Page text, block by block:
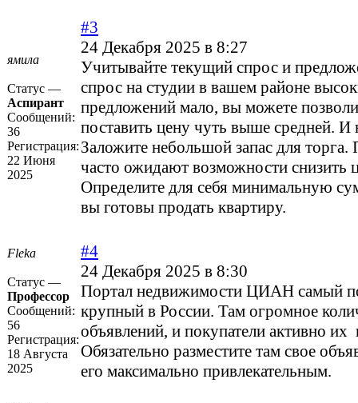
ямила
Статус —
Аспирант
Сообщений:
36
Регистрация:
22 Июня
2025
#3
24 Декабря 2025 в 8:27
Учитывайте текущий спрос и
спрос на студии в вашем районе
предложений мало, вы можете
поставить цену чуть выше средней. И
Заложите небольшой запас для торга.
часто ожидают возможности снизить
Определите для себя минимальную
вы готовы продать квартиру.
Flekа
Статус —
Профессор
Сообщений:
56
Регистрация:
18 Августа
2025
#4
24 Декабря 2025 в 8:30
Портал недвижимости ЦИАН самый
крупный в России. Там огромное
объявлений, и покупатели активно
Обязательно разместите там свое
его максимально привлекательным.